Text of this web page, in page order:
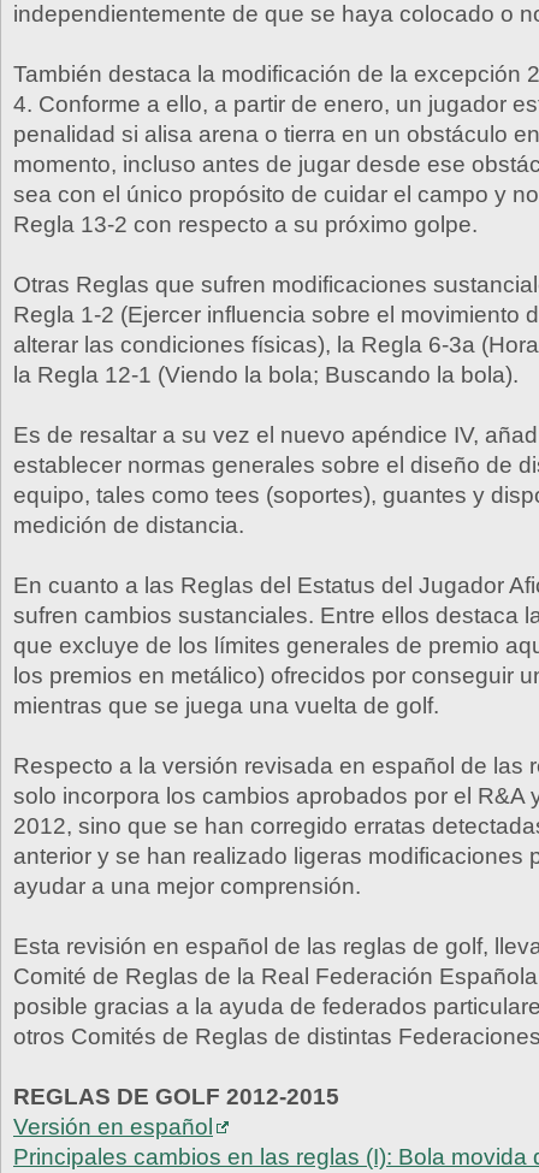
independientemente de que se haya colocado o
También destaca la modificación de la excepción
4. Conforme a ello, a partir de enero, un jugador
penalidad si alisa arena o tierra en un obstáculo
momento, incluso antes de jugar desde ese
sea con el único propósito de cuidar el campo y
Regla 13-2 con respecto a su próximo golpe.
Otras Reglas que sufren modificaciones
Regla 1-2 (Ejercer influencia sobre el movimiento
alterar las condiciones físicas), la Regla 6-3a
la Regla 12-1 (Viendo la bola; Buscando la bola).
Es de resaltar a su vez el nuevo apéndice IV,
establecer normas generales sobre el diseño de
equipo, tales como tees (soportes), guantes y
medición de distancia.
En cuanto a las Reglas del Estatus del Jugador
sufren cambios sustanciales. Entre ellos destaca
que excluye de los límites generales de premio
los premios en metálico) ofrecidos por conseguir
mientras que se juega una vuelta de golf.
Respecto a la versión revisada en español de las
solo incorpora los cambios aprobados por el R&A
2012, sino que se han corregido erratas
anterior y se han realizado ligeras modificaciones
ayudar a una mejor comprensión.
Esta revisión en español de las reglas de golf,
Comité de Reglas de la Real Federación
posible gracias a la ayuda de federados
otros Comités de Reglas de distintas
REGLAS DE GOLF 2012-2015
Versión en español
Principales cambios en las reglas (I): Bola movida